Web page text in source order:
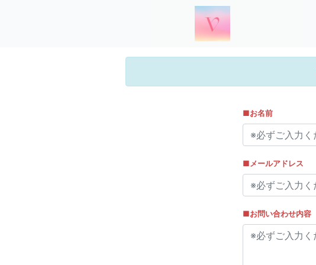
お名前
メールアドレス
お問い合わせ内容